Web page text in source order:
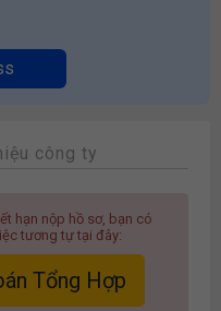
công ty
hạn nộp hồ sơ, bạn có
tương tự tại đây:
Tổng Hợp